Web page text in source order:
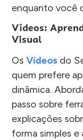
enquanto você
Vídeos:
Visual
Os Vídeos do
quem prefere
dinâmica.
passo sobre
explicações
forma simples e